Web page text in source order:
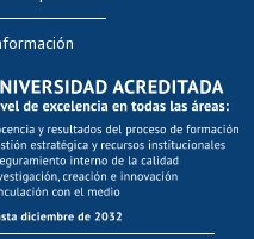
AUCAI
os
capacitación
personal